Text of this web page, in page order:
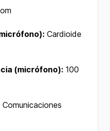
Cardioide
(micrófono): 100
Comunicaciones